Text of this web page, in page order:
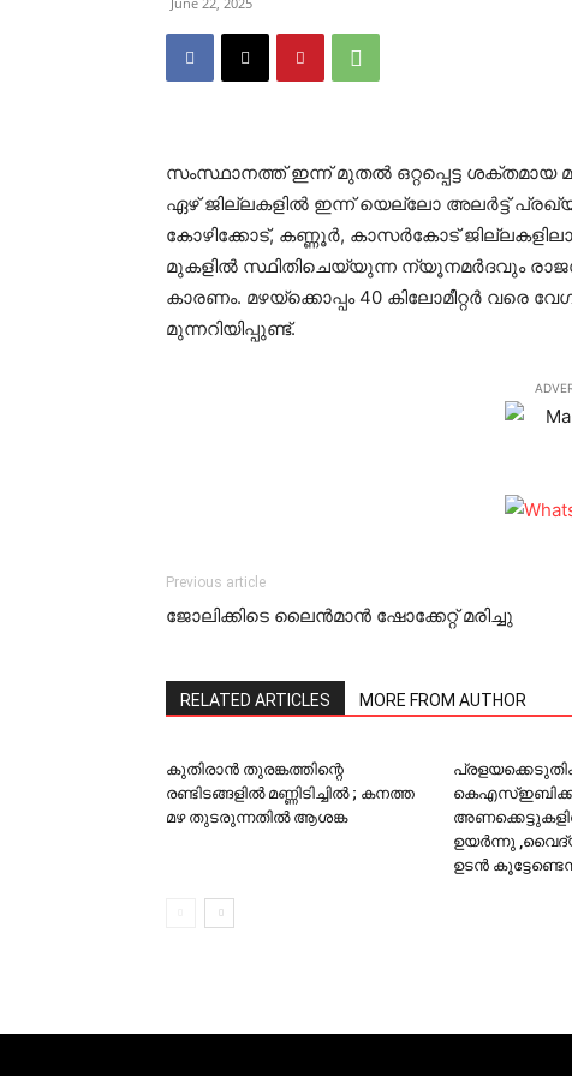
സംസ്ഥാനത്ത് ഇന്ന് മുതല്‍ ഒറ്റപ്പെട്ട
ഏഴ് ജില്ലകളില്‍ ഇന്ന് യെല്ലോ അലര്‍ട്ട്
കോഴിക്കോട്, കണ്ണൂര്‍, കാസര്‍കോട്
മുകളില്‍ സ്ഥിതിചെയ്യുന്ന ന്യൂനമര്‍ദവും
കാരണം. മഴയ്‌ക്കൊപ്പം 40 കിലോമീറ്റര്‍ വരെ
മുന്നറിയിപ്പുണ്ട്.
Previous article
ജോലിക്കിടെ ലൈന്‍മാന്‍ ഷോക്കേറ്റ് മരിച്ചു
RELATED ARTICLES MORE FROM AUTHOR
കുതിരാൻ തുരങ്കത്തിന്റെ
രണ്ടിടങ്ങളില്‍ മണ്ണിടിച്ചിൽ ; കനത്ത
മഴ തുടരുന്നതിൽ ആശങ്ക
ഉയര്‍ന്നു
ഉടൻ